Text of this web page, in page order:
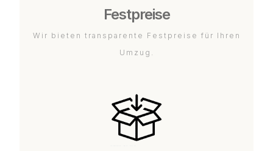
Festpreise
Wir bieten transparente Festpreise für Ihren
Umzug.